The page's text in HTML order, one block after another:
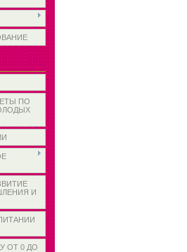
ПО
И
ОТ 0 ДО